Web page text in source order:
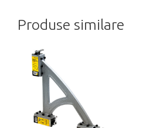
Produse similare